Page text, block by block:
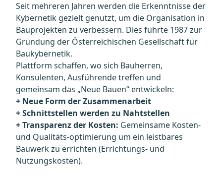
Seit mehreren Jahren werden die Erkenntnisse der
Kybernetik gezielt genutzt, um die Organisation in
Bauprojekten zu verbessern. Dies führte 1987 zur
Gründung der Österreichischen Gesellschaft für
Baukybernetik.
Plattform schaffen, wo sich Bauherren,
Konsulenten, Ausführende treffen und
gemeinsam das „Neue Bauen“ entwickeln:
+ Neue Form der Zusammenarbeit
+ Schnittstellen werden zu Nahtstellen
+ Transparenz der Kosten: Gemeinsame Kosten-
und Qualitäts-optimierung um ein leistbares
Bauwerk zu errichten (Errichtungs- und
Nutzungskosten).